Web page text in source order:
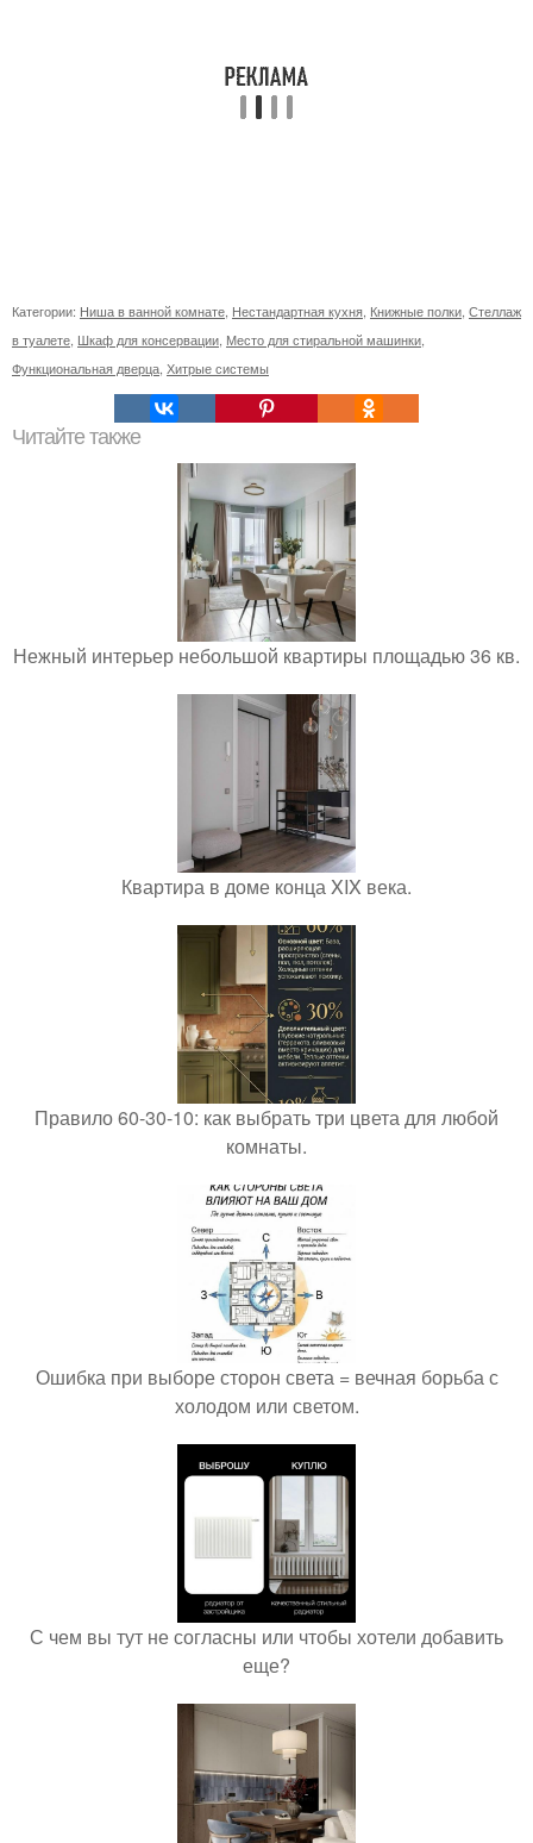
Категории: Ниша в ванной комнате Нестандартная кухня Книжные полки Стеллаж
в туалете Шкаф для консервации Место для стиральной машинки
Функциональная дверца Хитрые системы
Читайте также
Нежный интерьер небольшой квартиры площадью 36 кв.
Квартира в доме конца XIX века.
Правило 60-30-10: как выбрать три цвета для любой
комнаты.
Ошибка при выборе сторон света = вечная борьба с
холодом или светом.
С чем вы тут не согласны или чтобы хотели добавить
еще?